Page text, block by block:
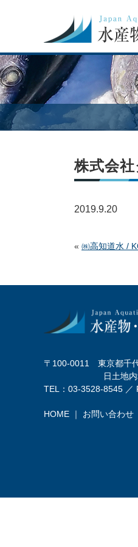
株式会
2019.9.20
« ㈱高知道水 /
〒100-0011 東京都千
日土地内幸町
TEL：03-3528-8545 ／
HOME ｜ お問い合わせ